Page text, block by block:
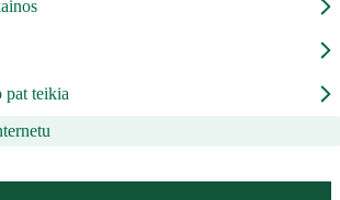
pat teikia